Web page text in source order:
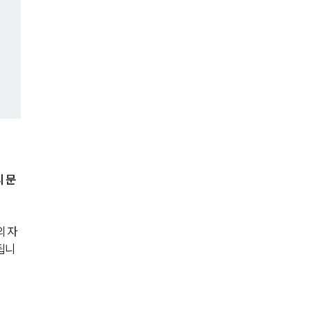
문
자
니